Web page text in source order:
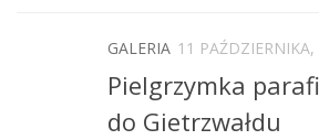
GALERIA 11
Pielgrzymka
do Gietrzwałdu